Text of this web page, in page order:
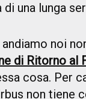
una lunga
andiamo noi
di Ritorno al
cosa. Per
non tiene